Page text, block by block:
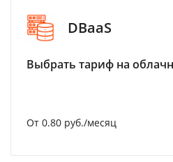
DBaaS
Выбрать тариф на
От 0.80 руб./месяц